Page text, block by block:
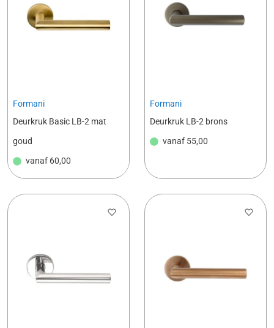
Formani
Deurkruk Basic LB-2 mat
goud
vanaf 60,00
Formani
Deurkruk LB-2 brons
vanaf 55,00